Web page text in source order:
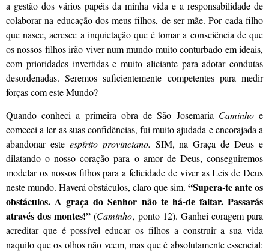
a gestão dos vários papéis da minha vida e a responsabilidade de
colaborar na educação dos meus filhos, de ser mãe. Por cada filho
que nasce, acresce a inquietação que é tomar a consciência de que
os nossos filhos irão viver num mundo muito conturbado em ideais,
com prioridades invertidas e muito aliciante para adotar condutas
desordenadas. Seremos suficientemente competentes para medir
forças com este Mundo?
Quando conheci a primeira obra de São Josemaria Caminhoe
comecei a ler as suas confidências, fui muito ajudada e encorajada a
abandonar este espírito provinciano. SIM, na Graça de Deus e
dilatando o nosso coração para o amor de Deus, conseguiremos
modelar os nossos filhos para a felicidade de viver as Leis de Deus
neste mundo. Haverá obstáculos, claro que sim. “Supera-te ante os
obstáculos. A graça do Senhor não te há-de faltar. Passarás
através dos montes!” (Caminho, ponto 12). Ganhei coragem para
acreditar que é possível educar os filhos a construir a sua vida
naquilo que os olhos não veem, mas que é absolutamente essencial: